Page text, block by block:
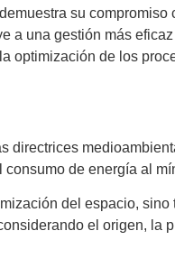
su
a una gestión más
optimización de los
directrices
consumo de energía al
del espacio,
el origen, la